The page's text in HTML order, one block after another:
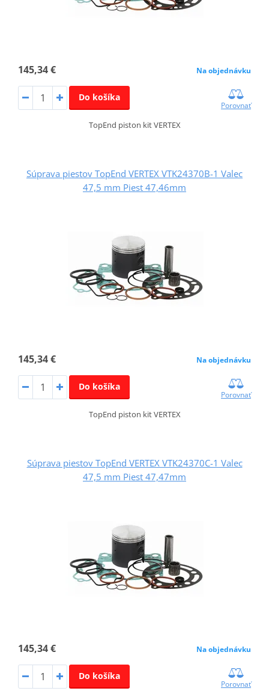
145,34 € Na objednávku
Do košíka
Porovnať
TopEnd piston kit VERTEX
Súprava piestov TopEnd VERTEX VTK24370B-1 Valec
47,5 mm Piest 47,46mm
145,34 € Na objednávku
Do košíka
Porovnať
TopEnd piston kit VERTEX
Súprava piestov TopEnd VERTEX VTK24370C-1 Valec
47,5 mm Piest 47,47mm
145,34 € Na objednávku
Do košíka
Porovnať